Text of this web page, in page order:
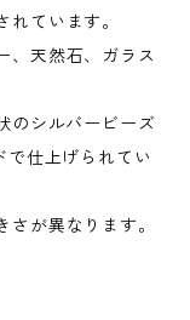
ています。
、天然石、ガラス
のシルバービーズ
で仕上げられてい
が異なります。